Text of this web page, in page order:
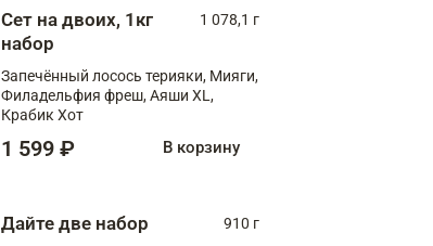
Сет на двоих, 1кг
набор
1 078,1 г
Запечённый лосось терияки, Мияги,
Филадельфия фреш, Аяши XL,
Крабик Хот
1 599 ₽ В корзину
Дайте две набор
910 г